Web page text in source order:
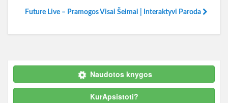
Future Live – Pramogos Visai Šeimai | Interaktyvi Paroda
Naudotos knygos
KurApsistoti?